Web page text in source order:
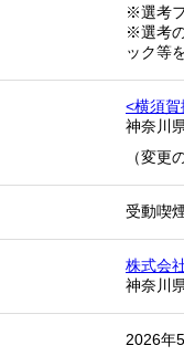
※選考
※選考
ック等
<横須
神奈川
（変更
受動喫
株式会
神奈川
2026年